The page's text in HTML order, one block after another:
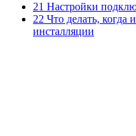
21 Настройки
22 Что делать, когда
инсталляции